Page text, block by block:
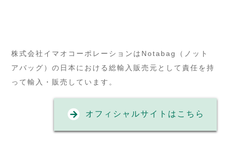
株式会社イマオコーポレーションはNotabag（ノット
アバッグ）の日本における総輸入販売元として責任を持
って輸入・販売しています。
オフィシャルサイトはこちら